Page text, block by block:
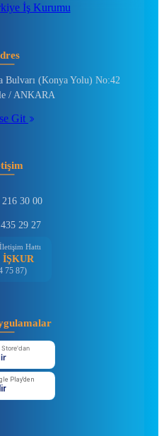
Bulvarı (Konya Yolu) No:42
/ ANKARA
Git
30 00
29 27
Hattı
İŞKUR
75 87)
Store'dan
Play'den